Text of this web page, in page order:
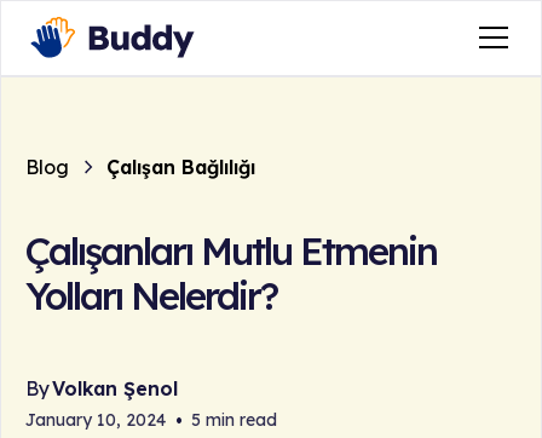
Blog Çalışan Bağlılığı
Çalışanları Mutlu Etmenin
Yolları Nelerdir?
ByVolkan Şenol
January 10, 2024 • 5 min read